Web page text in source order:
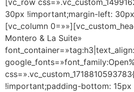
30px !important;margin-left:
[vc_column
Montero & La Suite»
!important;padding-bottom: 15px